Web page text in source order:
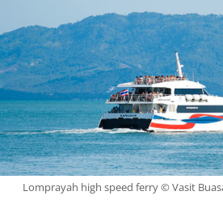
Lomprayah high speed ferry © Vasit